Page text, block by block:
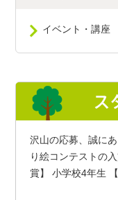
イベント・講座
沢山の応募、誠に
り絵コンテストの
賞】 小学校4年生